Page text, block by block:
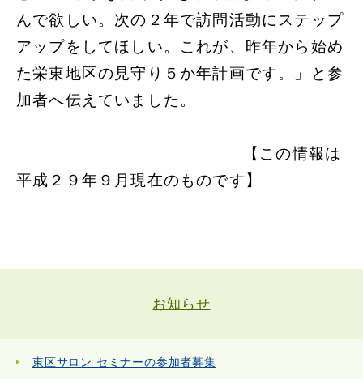
んで欲しい。次の２年で訪問活動にステップ
アップをしてほしい。これが、昨年から始め
た栄東地区の見守り５か年計画です。」と参
加者へ伝えていました。
【この情報は
平成２９年９月現在のものです】
お知らせ
東区サロン セミナーの参加者募集